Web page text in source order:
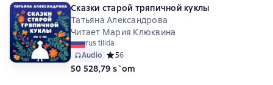
Сказки старой тряпичной куклы
Татьяна Александрова
Читает Мария Клюквина
rus tilida
Audio Средний рейтинг 5 на основе 6 оценок
56
50 528,79 s`om